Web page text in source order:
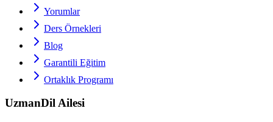
Yorumlar
Ders Örnekleri
Blog
Garantili Eğitim
Ortaklık Programı
UzmanDil Ailesi